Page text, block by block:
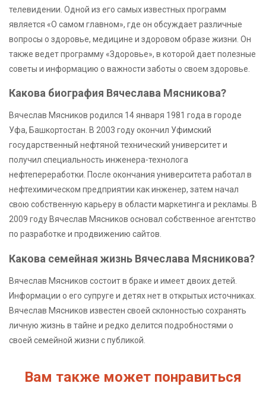
телевидении. Одной из его самых известных программ
является «О самом главном», где он обсуждает различные
вопросы о здоровье, медицине и здоровом образе жизни. Он
также ведет программу «Здоровье», в которой дает полезные
советы и информацию о важности заботы о своем здоровье.
Какова биография Вячеслава Мясникова?
Вячеслав Мясников родился 14 января 1981 года в городе
Уфа, Башкортостан. В 2003 году окончил Уфимский
государственный нефтяной технический университет и
получил специальность инженера-технолога
нефтепереработки. После окончания университета работал в
нефтехимическом предприятии как инженер, затем начал
свою собственную карьеру в области маркетинга и рекламы. В
2009 году Вячеслав Мясников основал собственное агентство
по разработке и продвижению сайтов.
Какова семейная жизнь Вячеслава Мясникова?
Вячеслав Мясников состоит в браке и имеет двоих детей.
Информации о его супруге и детях нет в открытых источниках.
Вячеслав Мясников известен своей склонностью сохранять
личную жизнь в тайне и редко делится подробностями о
своей семейной жизни с публикой.
Вам также может понравиться